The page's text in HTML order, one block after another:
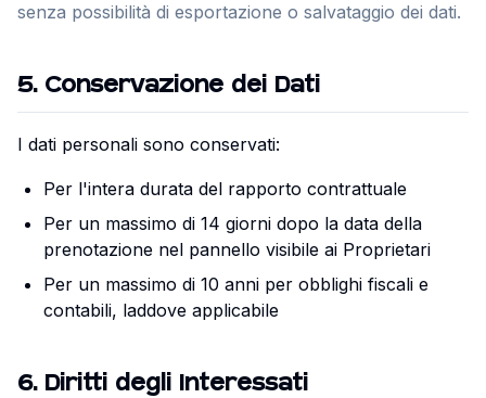
senza possibilità di esportazione o salvataggio dei dati.
5. Conservazione dei Dati
I dati personali sono conservati:
Per l'intera durata del rapporto contrattuale
Per un massimo di 14 giorni dopo la data della
prenotazione nel pannello visibile ai Proprietari
Per un massimo di 10 anni per obblighi fiscali e
contabili, laddove applicabile
6. Diritti degli Interessati